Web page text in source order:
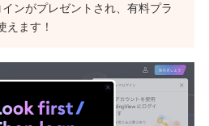
ンがプレゼントされ、有料プラ
えます！